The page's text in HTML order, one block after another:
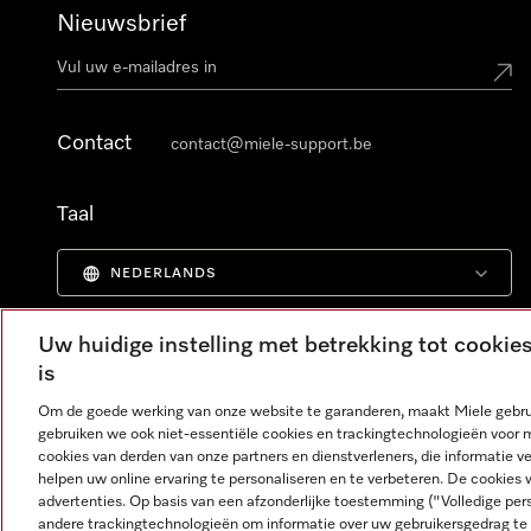
Nieuwsbrief
Contact contact@miele-support.be
Taal
NEDERLANDS
Uw huidige instelling met betrekking tot
is
Om de goede werking van onze website te garanderen, maakt Miele
gebruiken we ook niet-essentiële cookies en trackingtechnologieën voor
cookies van derden van onze partners en dienstverleners, die informatie
helpen uw online ervaring te personaliseren en te verbeteren. De
advertenties. Op basis van een afzonderlijke toestemming ("Volledige
andere trackingtechnologieën om informatie over uw gebruikersgedrag